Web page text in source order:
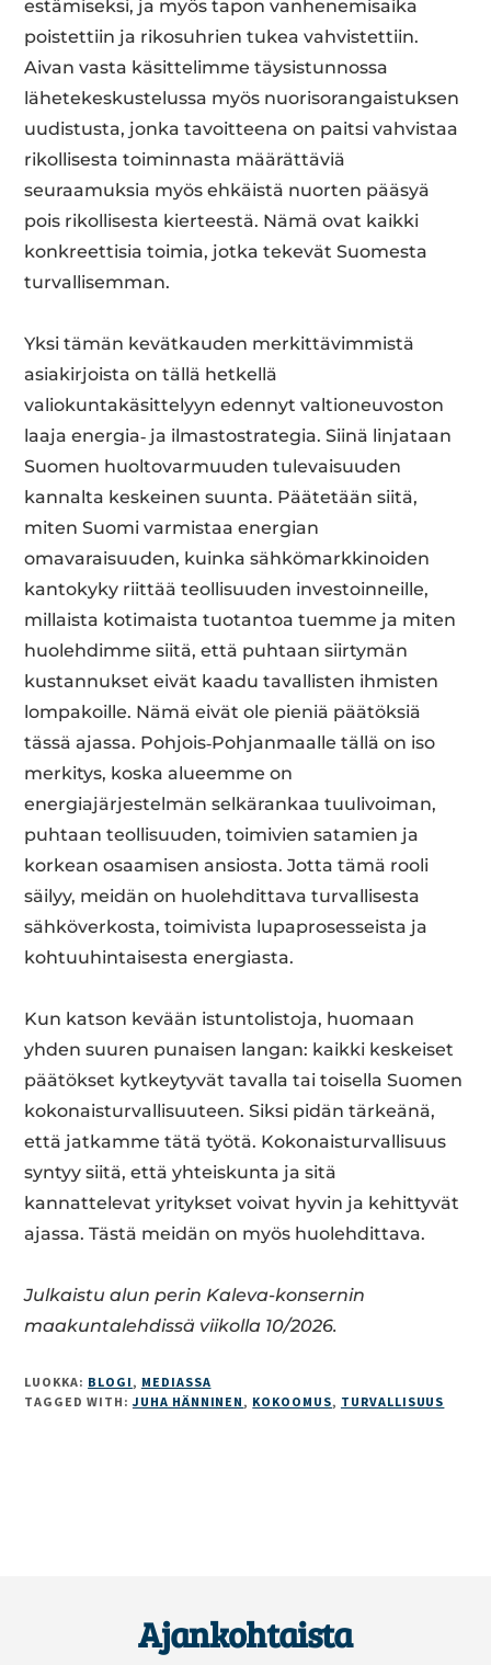
estämiseksi, ja myös tapon vanhenemisaika
poistettiin ja rikosuhrien tukea vahvistettiin.
Aivan vasta käsittelimme täysistunnossa
lähetekeskustelussa myös nuorisorangaistuksen
uudistusta, jonka tavoitteena on paitsi vahvistaa
rikollisesta toiminnasta määrättäviä
seuraamuksia myös ehkäistä nuorten pääsyä
pois rikollisesta kierteestä. Nämä ovat kaikki
konkreettisia toimia, jotka tekevät Suomesta
turvallisemman.
Yksi tämän kevätkauden merkittävimmistä
asiakirjoista on tällä hetkellä
valiokuntakäsittelyyn edennyt valtioneuvoston
laaja energia‑ ja ilmastostrategia. Siinä linjataan
Suomen huoltovarmuuden tulevaisuuden
kannalta keskeinen suunta. Päätetään siitä,
miten Suomi varmistaa energian
omavaraisuuden, kuinka sähkömarkkinoiden
kantokyky riittää teollisuuden investoinneille,
millaista kotimaista tuotantoa tuemme ja miten
huolehdimme siitä, että puhtaan siirtymän
kustannukset eivät kaadu tavallisten ihmisten
lompakoille. Nämä eivät ole pieniä päätöksiä
tässä ajassa. Pohjois‑Pohjanmaalle tällä on iso
merkitys, koska alueemme on
energiajärjestelmän selkärankaa tuulivoiman,
puhtaan teollisuuden, toimivien satamien ja
korkean osaamisen ansiosta. Jotta tämä rooli
säilyy, meidän on huolehdittava turvallisesta
sähköverkosta, toimivista lupaprosesseista ja
kohtuuhintaisesta energiasta.
Kun katson kevään istuntolistoja, huomaan
yhden suuren punaisen langan: kaikki keskeiset
päätökset kytkeytyvät tavalla tai toisella Suomen
kokonaisturvallisuuteen. Siksi pidän tärkeänä,
että jatkamme tätä työtä. Kokonaisturvallisuus
syntyy siitä, että yhteiskunta ja sitä
kannattelevat yritykset voivat hyvin ja kehittyvät
ajassa. Tästä meidän on myös huolehdittava.
Julkaistu alun perin Kaleva-konsernin
maakuntalehdissä viikolla 10/2026.
LUOKKA: BLOGI , MEDIASSA
TAGGED WITH: JUHA HÄNNINEN , KOKOOMUS, TURVALLISUUS
Ajankohtaista